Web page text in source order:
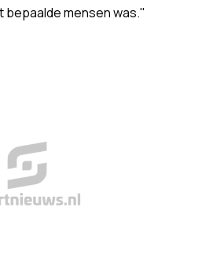
bepaalde mensen was."